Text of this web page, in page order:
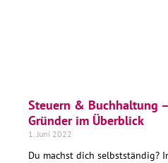
Steuern & Buchhaltung
Gründer im Überblick
1. Juni 2022
Du machst dich selbstständig?